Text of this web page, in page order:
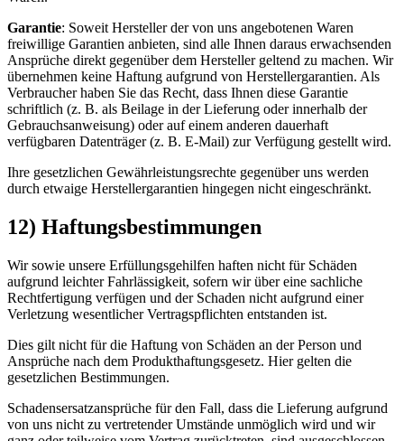
Garantie: Soweit Hersteller der von uns angebotenen Waren
freiwillige Garantien anbieten, sind alle Ihnen daraus erwachsenden
Ansprüche direkt gegenüber dem Hersteller geltend zu machen. Wir
übernehmen keine Haftung aufgrund von Herstellergarantien. Als
Verbraucher haben Sie das Recht, dass Ihnen diese Garantie
schriftlich (z. B. als Beilage in der Lieferung oder innerhalb der
Gebrauchsanweisung) oder auf einem anderen dauerhaft
verfügbaren Datenträger (z. B. E-Mail) zur Verfügung gestellt wird.
Ihre gesetzlichen Gewährleistungsrechte gegenüber uns werden
durch etwaige Herstellergarantien hingegen nicht eingeschränkt.
12) Haftungsbestimmungen
Wir sowie unsere Erfüllungsgehilfen haften nicht für Schäden
aufgrund leichter Fahrlässigkeit, sofern wir über eine sachliche
Rechtfertigung verfügen und der Schaden nicht aufgrund einer
Verletzung wesentlicher Vertragspflichten entstanden ist.
Dies gilt nicht für die Haftung von Schäden an der Person und
Ansprüche nach dem Produkthaftungsgesetz. Hier gelten die
gesetzlichen Bestimmungen.
Schadensersatzansprüche für den Fall, dass die Lieferung aufgrund
von uns nicht zu vertretender Umstände unmöglich wird und wir